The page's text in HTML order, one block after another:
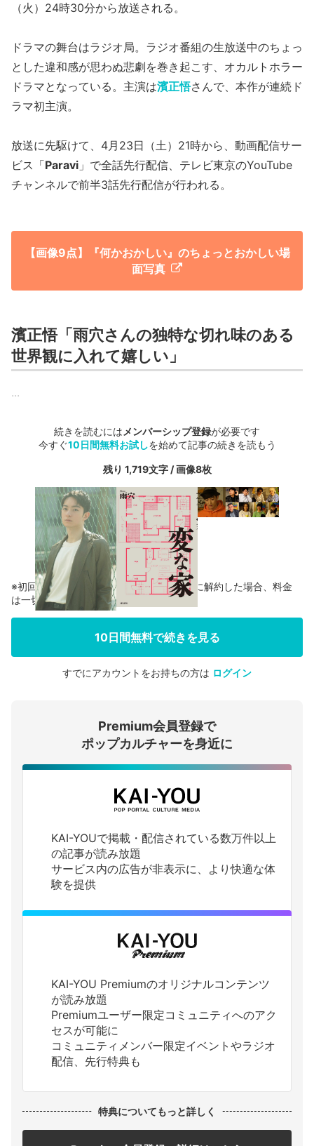
（火）24時30分から放送される。
ドラマの舞台はラジオ局。ラジオ番組の生放送中のちょっ
とした違和感が思わぬ悲劇を巻き起こす、オカルトホラー
ドラマとなっている。主演は濱正悟さんで、本作が連続ド
ラマ初主演。
放送に先駆けて、4月23日（土）21時から、動画配信サー
ビス「Paravi 」で全話先行配信、テレビ東京のYouTube
チャンネルで前半3話先行配信が行われる。
【画像9点】『何かおかしい』のちょっとおかしい場
面写真
濱正悟「雨穴さんの独特な切れ味のある
世界観に入れて嬉しい」
...
続きを読むには メンバーシップ登録が必要です
今すぐ10日間無料お試しを始めて記事の続きを読もう
残り 1,719文字 / 画像8枚
会員登録する
ログインする
※初回登録の方に限り、無料お試し期間中に解約した場合、料金
は一切かかりません。
10日間無料で続きを見る
すでにアカウントをお持ちの方は ログイン
Premium会員登録で
ポップカルチャーを身近に
KAI-YOUで掲載・配信されている数万件以上
の記事が読み放題
サービス内の広告が非表示に、より快適な体
験を提供
KAI-YOU Premiumのオリジナルコンテンツ
が読み放題
Premiumユーザー限定コミュニティへのアク
セスが可能に
コミュニティメンバー限定イベントやラジオ
配信、先行特典も
特典についてもっと詳しく